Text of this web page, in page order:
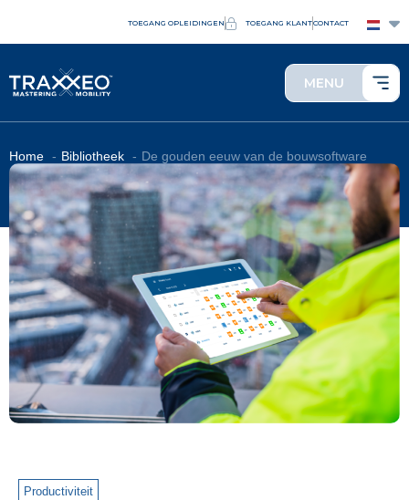
TOEGANG OPLEIDINGEN TOEGANG KLANTCONTACT
MENU
Home Bibliotheek De gouden eeuw van de bouwsoftware
Productiviteit